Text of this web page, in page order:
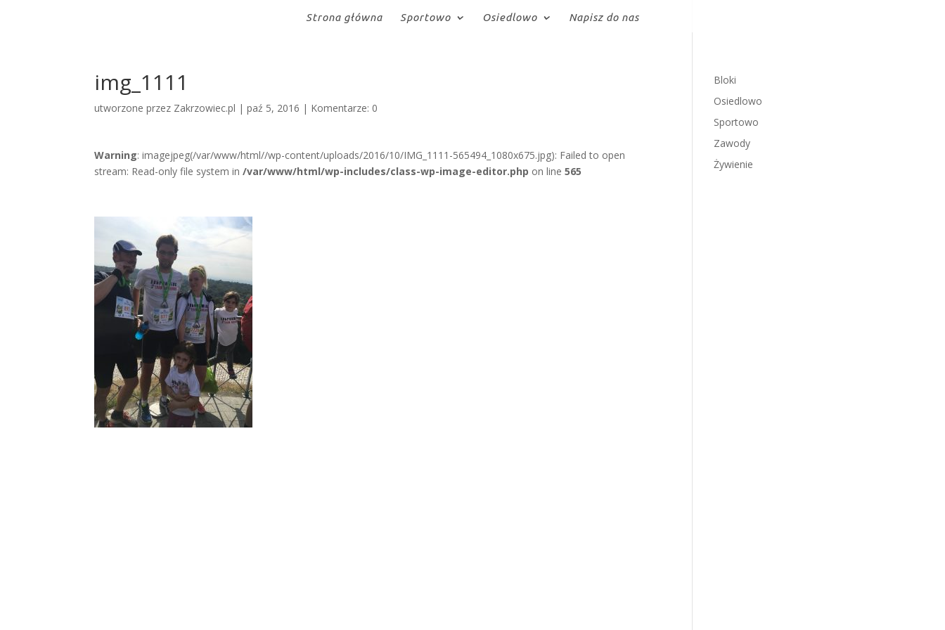
Strona główna Sportowo Osiedlowo Napisz do nas
img_1111
utworzone przez Zakrzowiec.pl |paź 5, 2016 | Komentarze: 0
Warning: imagejpeg(/var/www/html//wp-content/uploads/2016/10/IMG_1111-565494_1080x675.jpg): Failed to open
stream: Read-only file system in/var/www/html/wp-includes/class-wp-image-editor.php on line565
Bloki
Osiedlowo
Sportowo
Zawody
Żywienie